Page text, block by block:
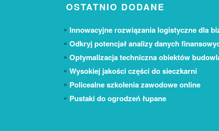
OSTATNIO DODANE
Innowacyjne rozwiązania logistyczne dla
Odkryj potencjał analizy danych
Optymalizacja techniczna obiektów
Wysokiej jakości części do sieczkarni
Policealne szkolenia zawodowe online
Pustaki do ogrodzeń łupane